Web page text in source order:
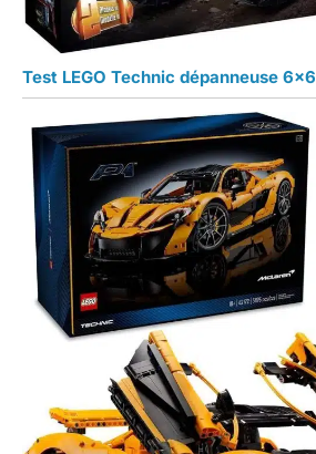
Test LEGO Technic dépanneuse 6×6